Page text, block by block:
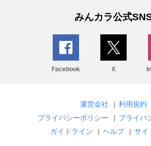
みんカラ公式
Facebook X
運営会社 | 利用規約
プライバシーポリシー
| プライバ
ガイドライン
| ヘルプ | サイ